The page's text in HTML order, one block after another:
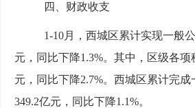
四、财政收支
1-10月，西城区累计实现一般
元，同比下降1.3%。其中，区级各项
元，同比下降2.7%。西城区累计完成
349.2亿元，同比下降1.1%。